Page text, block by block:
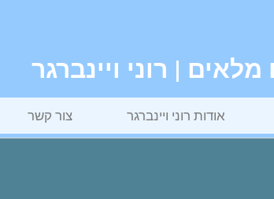
| רוני ויינברגר
אודות רוני ויינברגר צור קשר